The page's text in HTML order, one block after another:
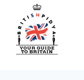
content